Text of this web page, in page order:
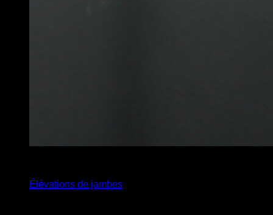
Élévations de jambes